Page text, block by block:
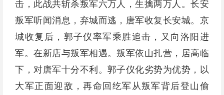
击，此战共斩杀叛军六万人，生擒两万人。长安
叛军听闻消息，弃城而逃，唐军收复长安城。京
城收复后，郭子仪率军乘胜追击，又向洛阳进
军。在新店与叛军相遇。叛军依山扎营，居高临
下，对唐军十分不利。郭子仪化劣势为优势，以
大军正面迎敌，再命回纥军从叛军背后登山偷